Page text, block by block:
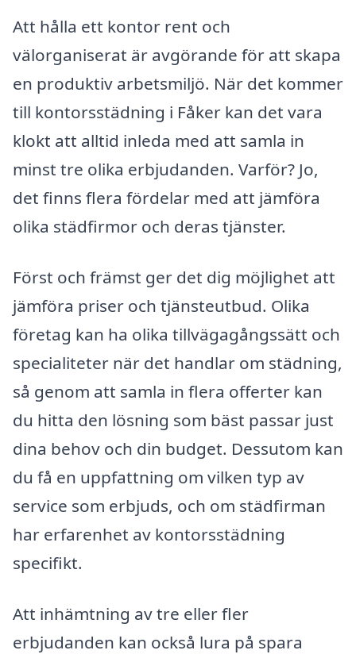
Att hålla ett kontor rent och
välorganiserat är avgörande för att skapa
en produktiv arbetsmiljö. När det kommer
till kontorsstädning i Fåker kan det vara
klokt att alltid inleda med att samla in
minst tre olika erbjudanden. Varför? Jo,
det finns flera fördelar med att jämföra
olika städfirmor och deras tjänster.
Först och främst ger det dig möjlighet att
jämföra priser och tjänsteutbud. Olika
företag kan ha olika tillvägagångssätt och
specialiteter när det handlar om städning,
så genom att samla in flera offerter kan
du hitta den lösning som bäst passar just
dina behov och din budget. Dessutom kan
du få en uppfattning om vilken typ av
service som erbjuds, och om städfirman
har erfarenhet av kontorsstädning
specifikt.
Att inhämtning av tre eller fler
erbjudanden kan också lura på spara